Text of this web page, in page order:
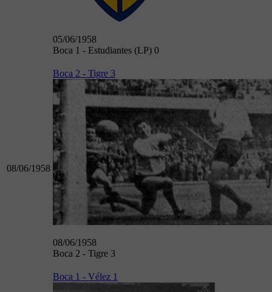
05/06/1958
Boca 1 - Estudiantes (LP) 0
08/06/1958
Boca 2 - Tigre 3
08/06/1958
Boca 2 - Tigre 3
Boca 1 - Vélez 1